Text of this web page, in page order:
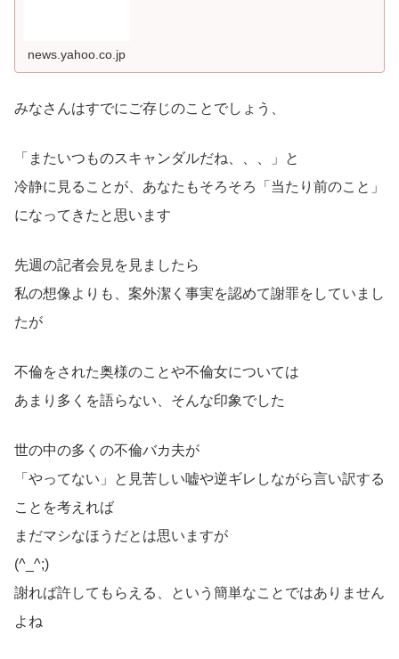
news.yahoo.co.jp
みなさんはすでにご存じのことでしょう、
「またいつものスキャンダルだね、、、」と
冷静に見ることが、あなたもそろそろ「当たり前のこと」
になってきたと思います
先週の記者会見を見ましたら
私の想像よりも、案外潔く事実を認めて謝罪をしていまし
たが
不倫をされた奥様のことや不倫女については
あまり多くを語らない、そんな印象でした
世の中の多くの不倫バカ夫が
「やってない」と見苦しい嘘や逆ギレしながら言い訳する
ことを考えれば
まだマシなほうだとは思いますが
(^_^;)
謝れば許してもらえる、という簡単なことではありません
よね